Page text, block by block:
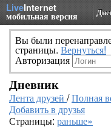
LiveInternet
мобильная версия
Вы были
страницы. Вернуться!
Авторизация
Дневник
Лента друзей /Полная
Добавить в друзья
Страницы: раньше»